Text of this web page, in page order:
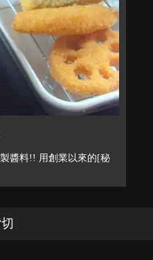
醬料!! 用創業以來的[秘